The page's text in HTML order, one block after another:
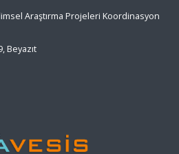
Araştırma Projeleri Koordinasyon
Beyazıt